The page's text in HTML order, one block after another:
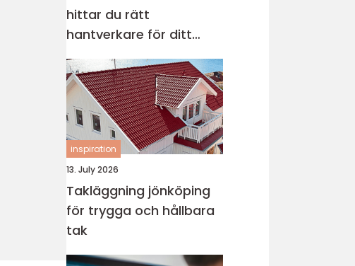
hittar du rätt
hantverkare för ditt
projekt
inspiration
13. July 2026
Takläggning jönköping
för trygga och hållbara
tak